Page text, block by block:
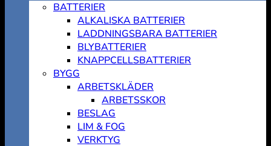
BATTERIER
ALKALISKA BATTERIER
LADDNINGSBARA BATTERIER
BLYBATTERIER
KNAPPCELLSBATTERIER
BYGG
ARBETSKLÄDER
ARBETSSKOR
BESLAG
LIM & FOG
VERKTYG